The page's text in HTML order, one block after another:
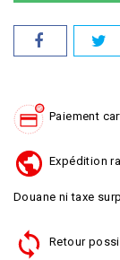
Paiement
Expédition
Douane ni taxe
Retour